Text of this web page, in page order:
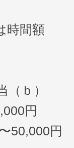
時間額
ｂ）
円
50,000円